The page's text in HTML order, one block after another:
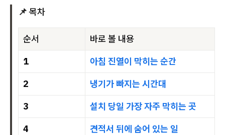
📌 목차
순서
바로 볼 내용
1
아침 진열이 막히는 순간
2
냉기가 빠지는 시간대
3
설치 당일 가장 자주 막히는 곳
4
견적서 뒤에 숨어 있는 일